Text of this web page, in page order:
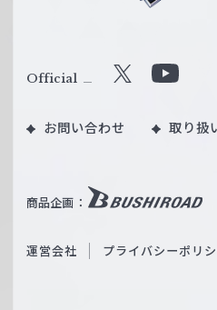
ル
W
ß
c
商品企画：
Official X
u
b
O
お問い合わせ 取り扱
運営会社 プライバシーポリ